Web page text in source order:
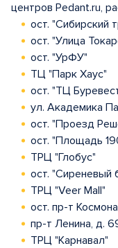
центров Pedant.ru,
ост. "Сибирский
ост. "Улица
ост. "УрФУ"
ТЦ "Парк Хаус"
ост. "ТЦ
ул. Академика
ост. "Проезд
ост. "Площадь
ТРЦ "Глобус"
ост. "Сиреневый
ТРЦ "Veer Mall"
ост. пр-т
пр-т Ленина, д.
ТРЦ "Карнавал"